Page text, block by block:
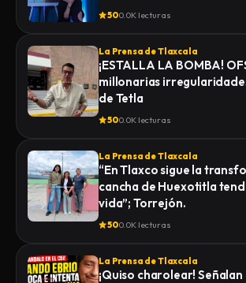
500.0K lecturas
La Prensa de Tlaxcala
¡ESTALLA LA BOMBA!
millonarias
de Tetla
500.0K lecturas
La Prensa de Tlaxcala
“En Tlaxco sigue la
cancha de Huexotitla
vida”; Torrejón.
500.0K lecturas
La Prensa de Tlaxcala
¡Quiso charolear!